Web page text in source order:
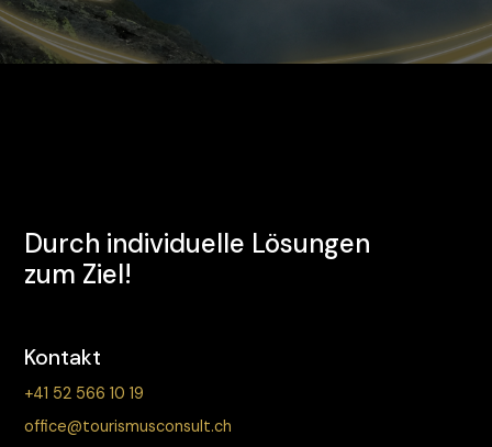
Durch individuelle Lösungen
zum Ziel!
Kontakt
+41 52 566 10 19
office@tourismusconsult.ch